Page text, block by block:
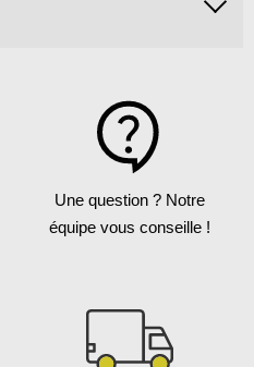
Une question ? Notre
équipe vous conseille !